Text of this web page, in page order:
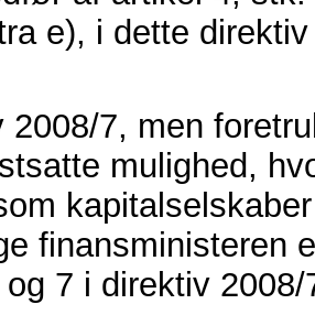
e), i dette
2008/7, men
mulighed,
finansministeren
7 i direktiv 2008/